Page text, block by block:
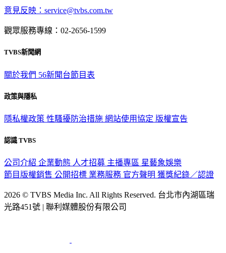
意見反映：service@tvbs.com.tw
觀眾服務專線：02-2656-1599
TVBS新聞網
關於我們 56新聞台節目表
政策與隱私
隱私權政策 性騷擾防治措施 網站使用協定 版權宣告
認識 TVBS
公司介紹 企業動態 人才招募 主播專區 星藝象娛樂
節目版權銷售 公開招標 業務服務 官方聲明 獲獎紀錄／認證
2026 © TVBS Media Inc. All Rights Reserved. 台北市內湖區瑞
光路451號 | 聯利媒體股份有限公司